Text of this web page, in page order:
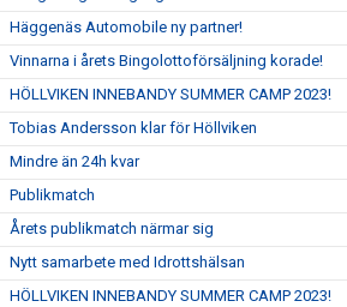
Häggenäs Automobile ny partner!
Vinnarna i årets Bingolottoförsäljning korade!
HÖLLVIKEN INNEBANDY SUMMER CAMP 2023!
Tobias Andersson klar för Höllviken
Mindre än 24h kvar
Publikmatch
Årets publikmatch närmar sig
Nytt samarbete med Idrottshälsan
HÖLLVIKEN INNEBANDY SUMMER CAMP 2023!